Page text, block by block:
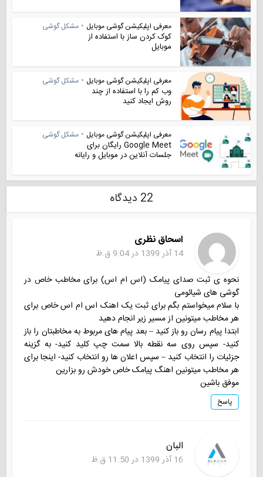
معرفی اپلیکیشن گوشی موبایل • مشکل گوشی
کوک کردن ساز با استفاده از
موبایل
معرفی اپلیکیشن گوشی موبایل • مشکل گوشی
وب کم را با استفاده از چند
روش ایجاد کنید
معرفی اپلیکیشن گوشی موبایل • مشکل گوشی
Google Meet رایگان برای
جلسات آنلاین در موبایل و رایانه
22 دیدگاه
اسحاق نظری
14 آذر 1399 در 9:04 ق.ظ
نحوه ی ثبت صدای پیامک (اس ام اس) برای مخاطب خاص در
گوشی های شیائومی
با سلام میخواستم بگم برای ثبت یک اهنک اس ام اس خاص برای
هر مخاطب میتونین از مسیر زیر انجام دهید
ابتدا پیام رسان رو باز کنید – بعد پیام های مربوط به مخاطبتان را باز
کنید- سپس روی سه نقطه بالا سمت چپ کلید کنید- به گزینه
جزئیات را انتخاب کنید – سپس اعلان ها رو انتخاب کنید- اینجا برای
هر مخاطب میتونین اهنگ پیامک خاص خودش رو بزارین
موفق باشین
پاسخ
البان
16 آذر 1399 در 11:50 ق.ظ